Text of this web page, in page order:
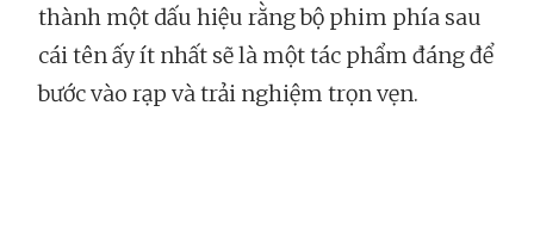
thành một dấu hiệu rằng bộ phim phía sau
cái tên ấy ít nhất sẽ là một tác phẩm đáng để
bước vào rạp và trải nghiệm trọn vẹn.